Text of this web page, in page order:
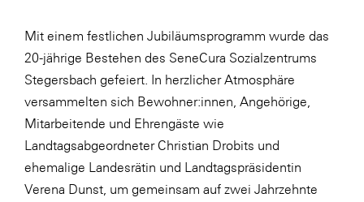
kosaplaner
LAT Nitrogen
Libro
Lidl Österreich
Die Menü-Manufaktur
MTH Retail Group
Mit einem festlichen Jubiläumsprogramm wurde das
20-jährige Bestehen des SeneCura Sozialzentrums
Stegersbach gefeiert. In herzlicher Atmosphäre
versammelten sich Bewohner:innen, Angehörige,
Mitarbeitende und Ehrengäste wie
Landtagsabgeordneter Christian Drobits und
ehemalige Landesrätin und Landtagspräsidentin
Verena Dunst, um gemeinsam auf zwei Jahrzehnte